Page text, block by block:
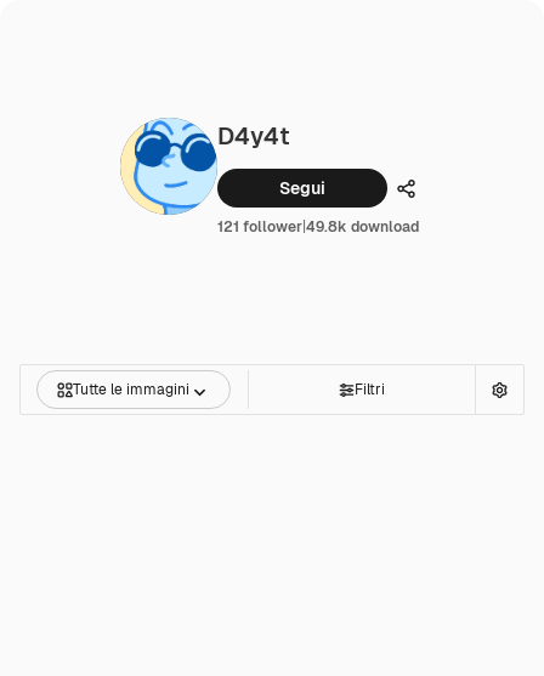
D4y4t
Segui Condividi
121 follower|49.8k download
Tutte le immagini Filtri